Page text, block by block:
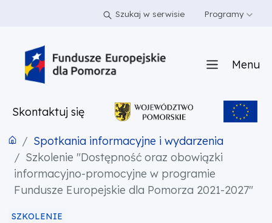
PRZEJDŹ DO TREŚCI Szukaj w serwisie Programy
Menu
Skontaktuj się
Spotkania informacyjne i wydarzenia
Szkolenie "Dostępność oraz obowiązki
informacyjno-promocyjne w programie
Fundusze Europejskie dla Pomorza 2021-2027"
SZKOLENIE